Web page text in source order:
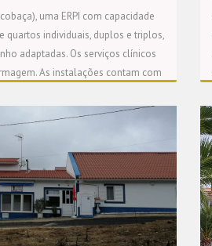
uma ERPI com capacidade
quartos individuais, duplos e triplos,
adaptadas. Os serviços clínicos
As instalações contam com